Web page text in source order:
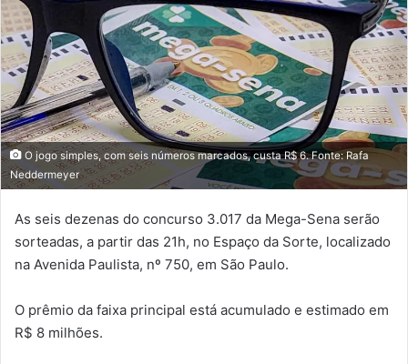
O jogo simples, com seis números marcados, custa R$ 6. Fonte: Rafa
Neddermeyer
As seis dezenas do concurso 3.017 da Mega-Sena serão
sorteadas, a partir das 21h, no Espaço da Sorte, localizado
na Avenida Paulista, nº 750, em São Paulo.
O prêmio da faixa principal está acumulado e estimado em
R$ 8 milhões.